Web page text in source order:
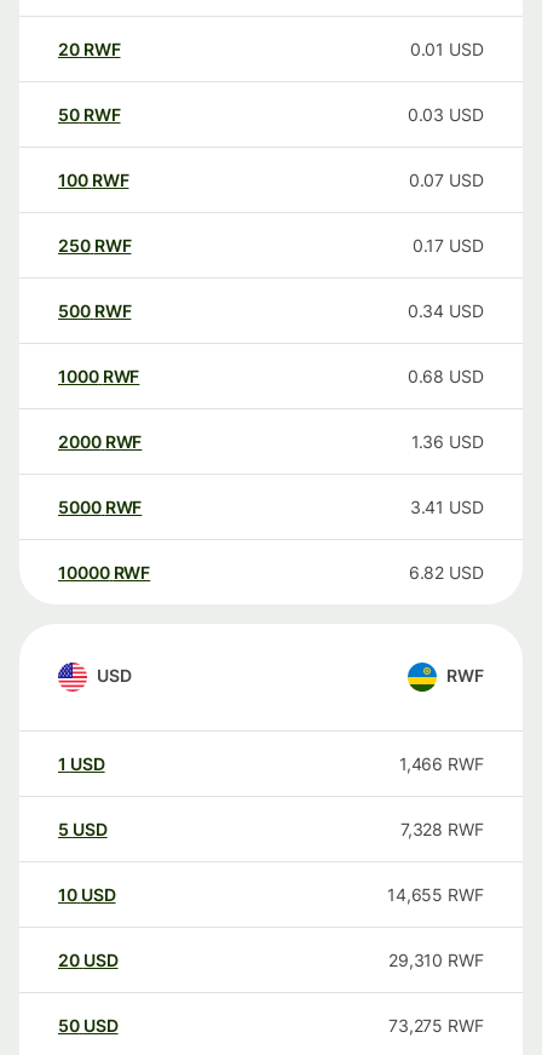
20 RWF 0.01 USD
50 RWF 0.03 USD
100 RWF 0.07 USD
250 RWF 0.17 USD
500 RWF 0.34 USD
1000 RWF 0.68 USD
2000 RWF 1.36 USD
5000 RWF 3.41 USD
10000 RWF 6.82 USD
USD RWF
1 USD 1,466 RWF
5 USD 7,328 RWF
10 USD 14,655 RWF
20 USD 29,310 RWF
50 USD 73,275 RWF